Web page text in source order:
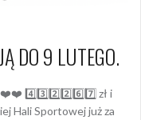
DO 9 LUTEGO.
4️⃣3️⃣2️⃣2️⃣6️⃣7️⃣ zł i
Hali Sportowej już za